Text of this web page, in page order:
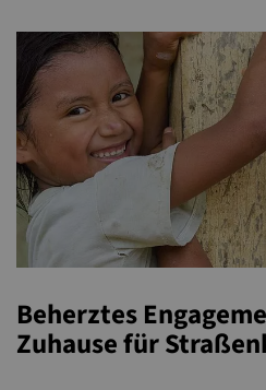
Beherztes
Zuhause für